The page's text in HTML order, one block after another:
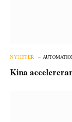
NYHETER
Kina